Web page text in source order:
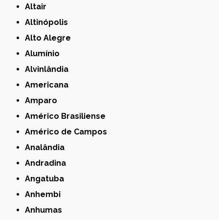
Altair
Altinópolis
Alto Alegre
Alumínio
Alvinlândia
Americana
Amparo
Américo Brasiliense
Américo de Campos
Analândia
Andradina
Angatuba
Anhembi
Anhumas